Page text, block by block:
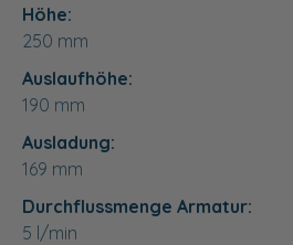
Höhe:
250 mm
Auslaufhöhe:
190 mm
Ausladung:
169 mm
Durchflussmenge Armatur:
5 l/min